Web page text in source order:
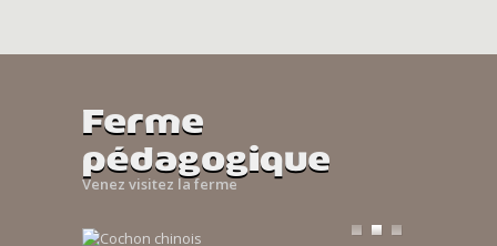
Ferme
pédagogique
Venez visitez la ferme